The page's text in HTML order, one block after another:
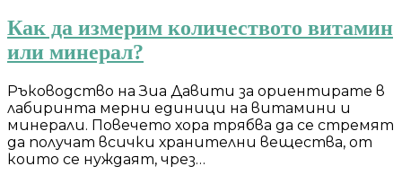
Как да измерим количеството витамин
или минерал?
Ръководство на Зиа Давити за ориентирате в
лабиринта мерни единици на витамини и
минерали. Повечето хора трябва да се стремят
да получат всички хранителни вещества, от
които се нуждаят, чрез…